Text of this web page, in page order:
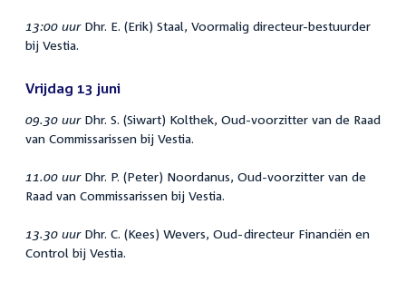
13:00 uurDhr. E. (Erik) Staal, Voormalig directeur-bestuurder
bij Vestia.
Vrijdag 13 juni
09.30 uurDhr. S. (Siwart) Kolthek, Oud-voorzitter van de Raad
van Commissarissen bij Vestia.
11.00 uurDhr. P. (Peter) Noordanus, Oud-voorzitter van de
Raad van Commissarissen bij Vestia.
13.30 uurDhr. C. (Kees) Wevers, Oud-directeur Financiën en
Control bij Vestia.